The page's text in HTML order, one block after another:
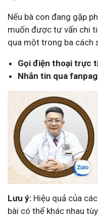
Nếu bà con đang gặp
muốn được tư vấn chi
qua một trong ba cách
Gọi điện thoại trực
Nhắn tin qua
Lưu ý: Hiệu quả của
bài có thể khác nhau